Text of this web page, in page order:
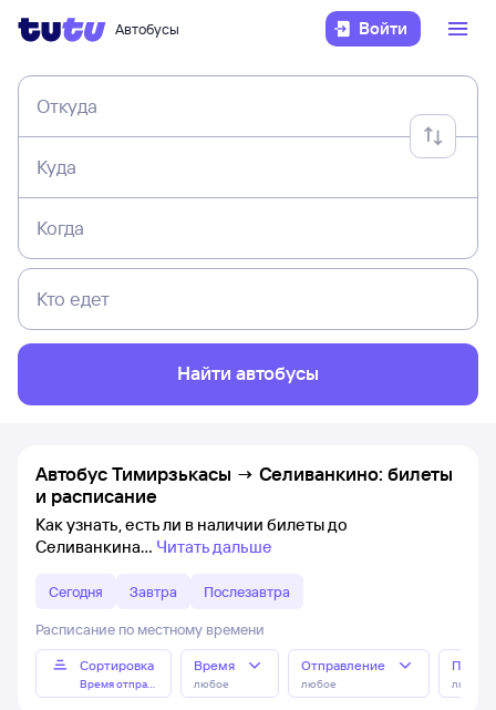
Автобусы Войти
Откуда
Куда
Когда
Кто едет
Найти автобусы
Автобус Тимирзькасы → Селиванкино: билеты
и расписание
Как узнать, есть ли в наличии билеты до
Селиванкина
Читать дальше
Сегодня Завтра Послезавтра
Расписание по местному времени
Сортировка
Время отправления
Время
любое
Отправление
любое любое